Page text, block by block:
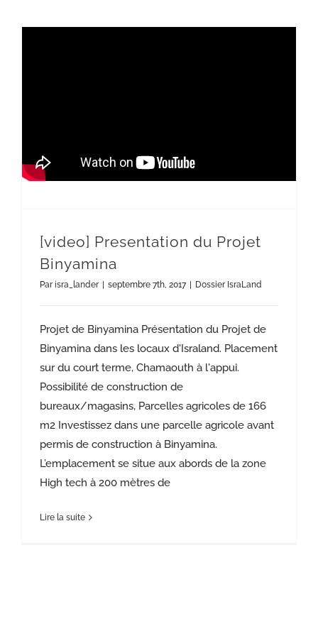
[video] Presentation du Projet
Binyamina
Parisra_lander | septembre 7th, 2017 | Dossier IsraLand
Projet de Binyamina Présentation du Projet de
Binyamina dans les locaux d'Israland. Placement
sur du court terme, Chamaouth à l'appui.
Possibilité de construction de
bureaux/magasins, Parcelles agricoles de 166
m2 Investissez dans une parcelle agricole avant
permis de construction à Binyamina.
L’emplacement se situe aux abords de la zone
High tech à 200 mètres de
Lire la suite